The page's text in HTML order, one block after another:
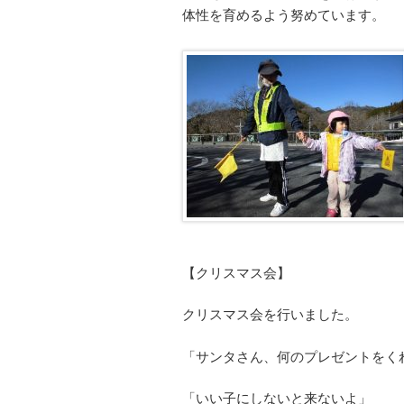
体性を育めるよう努めています。
【クリスマス会】
クリスマス会を行いました。
「サンタさん、何のプレゼントをく
「いい子にしないと来ないよ」